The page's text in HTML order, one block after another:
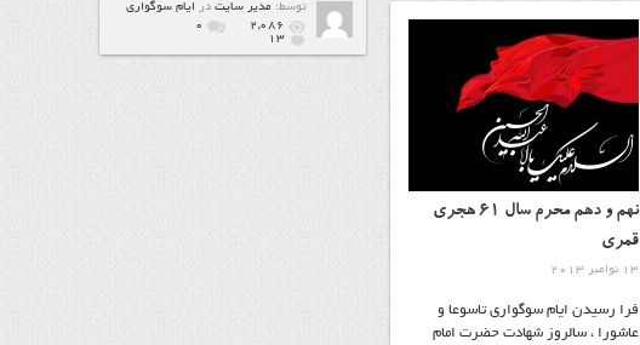
توسط: مدیر سایت در ايام سوگواري
2,086
۰
13
نهم و دهم محرم سال ۶۱ هجری
قمری
13 نوامبر 2013
فرا رسیدن ایام سوگواری تاسوعا و
عاشورا ، سالروز شهادت حضرت امام